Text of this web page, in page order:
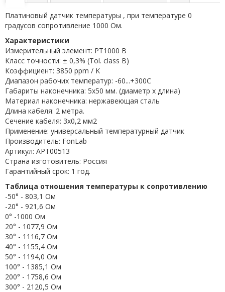
Платиновый датчик температуры , при температуре 0
градусов сопротивление 1000 Ом.
Характеристики
Измерительный элемент: PT1000 B
Класс точности: ± 0,3% (Tol. class B)
Коэффициент: 3850 ppm / K
Диапазон рабочих температур: -60...+300C
Габариты наконечника: 5x50 мм. (диаметр х длина)
Материал наконечника: нержавеющая сталь
Длина кабеля: 2 метра.
Сечение кабеля: 3x0,2 мм2
Применение: универсальный температурный датчик
Производитель: FonLab
Артикул: APT00513
Страна изготовитель: Россия
Гарантийный срок: 1 год.
Таблица отношения температуры к сопротивлению
-50° - 803,1 Ом
-20° - 921,6 Ом
0° -1000 Ом
20° - 1077,9 Ом
30° - 1116,7 Ом
40° - 1155,4 Ом
50° - 1194,0 Ом
100° - 1385,1 Ом
200° - 1758,6 Ом
300° - 2120,5 Ом